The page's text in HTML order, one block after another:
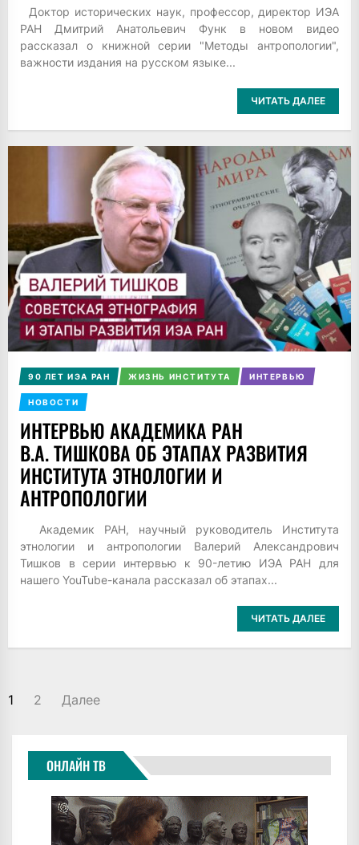
Доктор исторических наук, профессор, директор ИЭА
РАН Дмитрий Анатольевич Функ в новом видео
рассказал о книжной серии "Методы антропологии",
важности издания на русском языке...
ЧИТАТЬ ДАЛЕЕ
90 ЛЕТ ИЭА РАН ЖИЗНЬ ИНСТИТУТА ИНТЕРВЬЮ
НОВОСТИ
ИНТЕРВЬЮ АКАДЕМИКА РАН
В.А. ТИШКОВА ОБ ЭТАПАХ РАЗВИТИЯ
ИНСТИТУТА ЭТНОЛОГИИ И
АНТРОПОЛОГИИ
Академик РАН, научный руководитель Института
этнологии и антропологии Валерий Александрович
Тишков в серии интервью к 90-летию ИЭА РАН для
нашего YouTube-канала рассказал об этапах...
ЧИТАТЬ ДАЛЕЕ
ПАГИНАЦИЯ
1 2 Далее
ОНЛАЙН ТВ